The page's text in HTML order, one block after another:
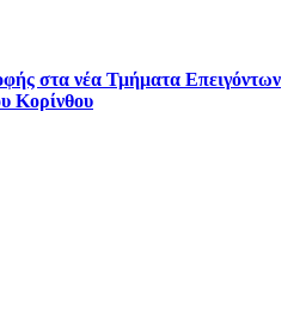
στα νέα Τμήματα Επειγόντων
Κορίνθου